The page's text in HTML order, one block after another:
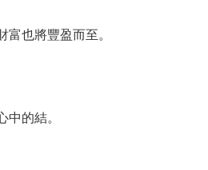
也將豐盈而至。
的結。